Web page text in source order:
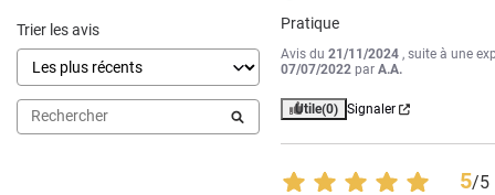
Trier les avis Pratique
Avis du21/11/2024 , suite à une
07/07/2022 parA.A.
Utile(0) Signaler
5/5